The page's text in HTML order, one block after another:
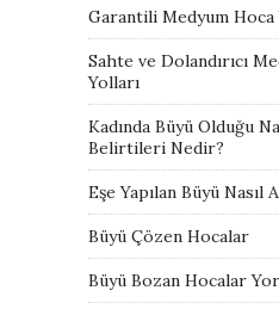
Garantili Medyum Hoca
Sahte ve Dolandırıcı
Yolları
Kadında Büyü Olduğu
Belirtileri Nedir?
Eşe Yapılan Büyü Nasıl
Büyü Çözen Hocalar
Büyü Bozan Hocalar